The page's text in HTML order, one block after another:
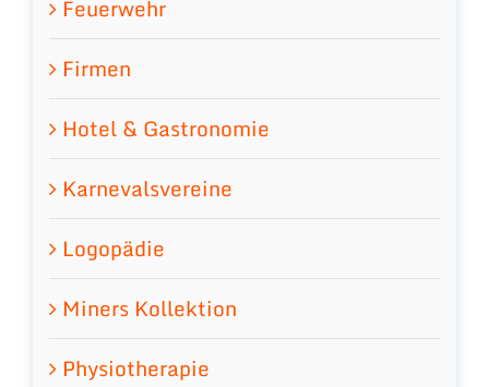
Feuerwehr
Firmen
Hotel & Gastronomie
Karnevalsvereine
Logopädie
Miners Kollektion
Physiotherapie